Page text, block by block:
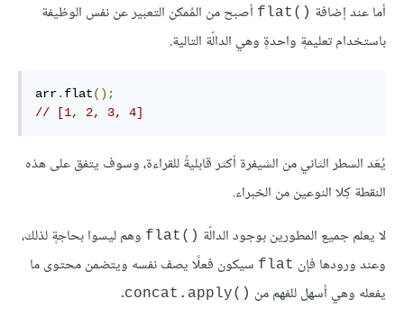
أما عند إضافة flat()‎ أصبح من المُمكن التعبير عن نفس الوظيفة
باستخدام تعليمةٍ واحدةٍ وهي الدالّة التالية.
arr. flat();
// [1, 2, 3, 4]
يُعَد السطر الثاني من الشيفرة أكثر قابليةً للقراءة، وسوف يتفق على هذه
النقطة كِلا النوعين من الخبراء.
لا يعلم جميع المطورين بوجود الدالّة flat()‎ وهم ليسوا بحاجةٍ لذلك،
وعند ورودها فإن flat سيكون فعلًا يصف نفسه ويتضمن محتوى ما
يفعله وهي أسهل للفهم من concat.apply()‎
.